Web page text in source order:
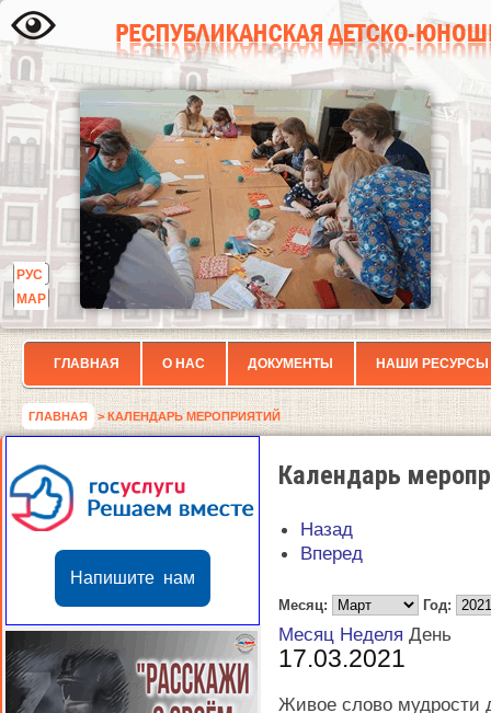
РУС
МАР
ГЛАВНАЯ О НАС ДОКУМЕНТЫ НАШИ РЕСУРСЫ
ГЛАВНАЯ > КАЛЕНДАРЬ МЕРОПРИЯТИЙ
Напишите нам
Календарь
Назад
Вперед
Месяц: Год:
Месяц Неделя День
17.03.2021
Живое слово мудрости